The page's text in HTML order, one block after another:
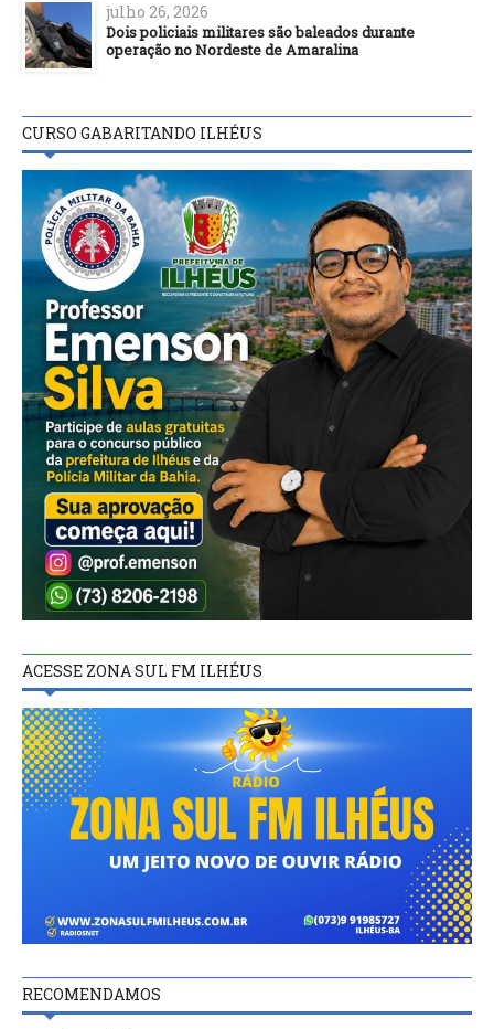
julho 26, 2026
Dois policiais militares são baleados durante
operação no Nordeste de Amaralina
CURSO GABARITANDO ILHÉUS
ACESSE ZONA SUL FM ILHÉUS
RECOMENDAMOS